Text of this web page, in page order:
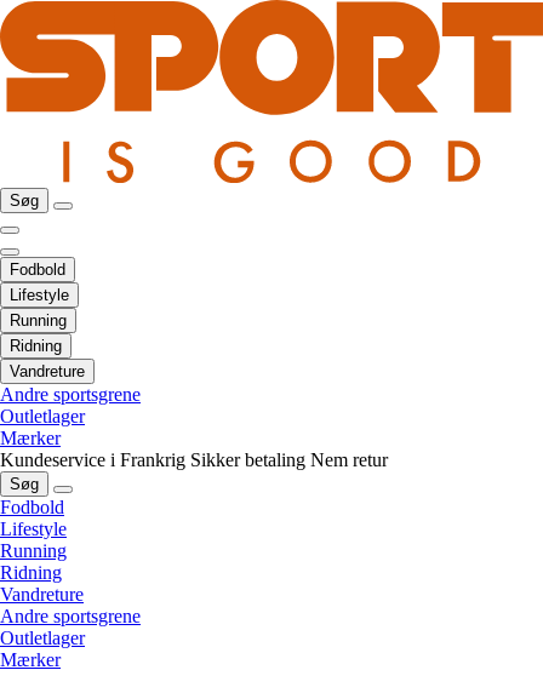
Søg
Fodbold
Lifestyle
Running
Ridning
Vandreture
Andre sportsgrene
Outletlager
Mærker
Kundeservice i Frankrig Sikker betaling Nem retur
Søg
Fodbold
Lifestyle
Running
Ridning
Vandreture
Andre sportsgrene
Outletlager
Mærker